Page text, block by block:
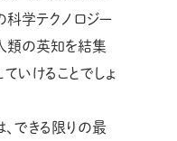
学テクノロジー
類の英知を結集
いけることでしょ
できる限りの最